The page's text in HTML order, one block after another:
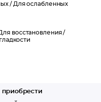
/ Для ослабленных
восстановления /